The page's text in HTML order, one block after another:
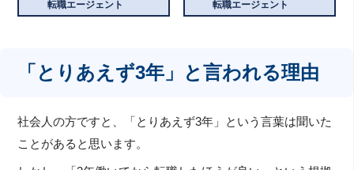
転職エージェント
転職エージェント
「とりあえず3年」と言われる理由
社会人の方ですと、「とりあえず3年」という言葉は聞いた
ことがあると思います。